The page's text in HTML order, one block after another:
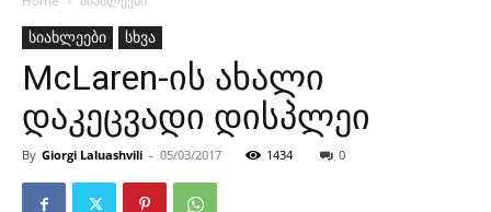
სიახლეები სხვა
McLaren-ის ახალი
დაკეცვადი დისპლეი
By Giorgi Laluashvili - 05/03/2017 1434 0